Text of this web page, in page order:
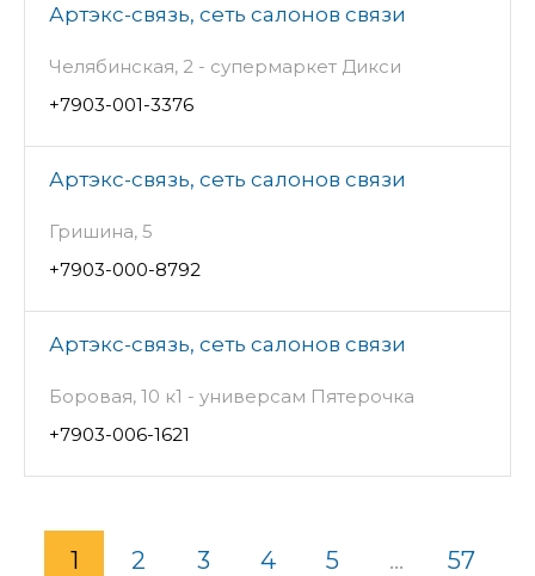
Артэкс-связь, сеть салонов связи
Челябинская, 2 - супермаркет Дикси
+7903-001-3376
Артэкс-связь, сеть салонов связи
Гришина, 5
+7903-000-8792
Артэкс-связь, сеть салонов связи
Боровая, 10 к1 - универсам Пятерочка
+7903-006-1621
1 2 3 4 5 ... 57